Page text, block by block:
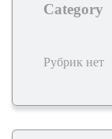
Category
Рубрик нет